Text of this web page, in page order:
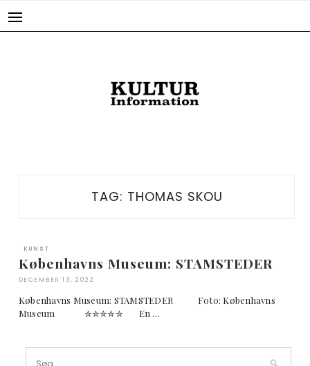
TAG: THOMAS SKOU
KUNST
Københavns Museum: STAMSTEDER
DECEMBER 13, 2022
Københavns Museum: STAMSTEDER Foto: Københavns
Museum ✮✮✮✮✮ En …